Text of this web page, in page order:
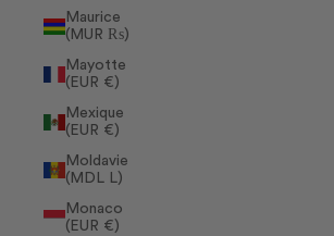
Maurice
(MUR ₨)
Mayotte
(EUR €)
Mexique
(EUR €)
Moldavie
(MDL L)
Monaco
(EUR €)